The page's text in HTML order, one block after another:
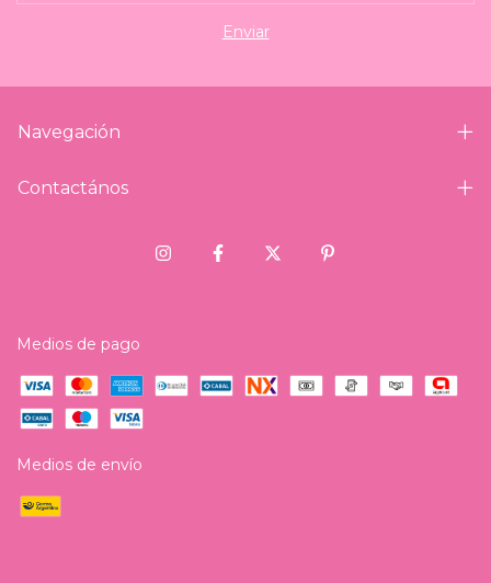
Navegación
Contactános
Medios de pago
Medios de envío